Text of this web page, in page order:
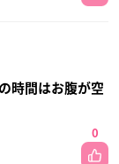
時間はお腹が空
0